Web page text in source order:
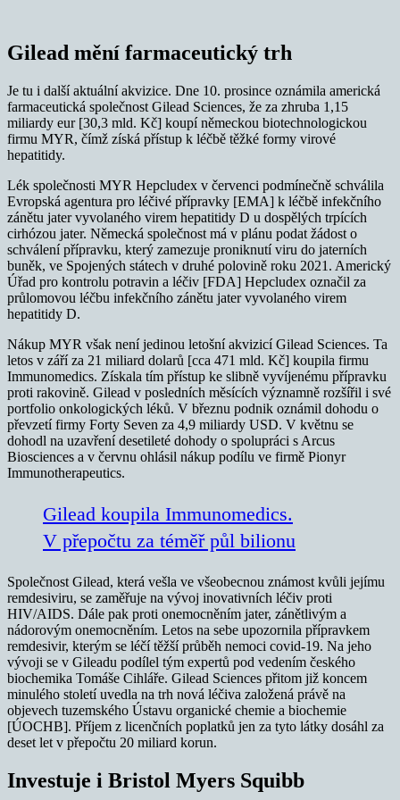
Gilead mění farmaceutický trh
Je tu i další aktuální akvizice. Dne 10. prosince oznámila americká
farmaceutická společnost Gilead Sciences, že za zhruba 1,15
miliardy eur [30,3 mld. Kč] koupí německou biotechnologickou
firmu MYR, čímž získá přístup k léčbě těžké formy virové
hepatitidy.
Lék společnosti MYR Hepcludex v červenci podmínečně schválila
Evropská agentura pro léčivé přípravky [EMA] k léčbě infekčního
zánětu jater vyvolaného virem hepatitidy D u dospělých trpících
cirhózou jater. Německá společnost má v plánu podat žádost o
schválení přípravku, který zamezuje proniknutí viru do jaterních
buněk, ve Spojených státech v druhé polovině roku 2021. Americký
Úřad pro kontrolu potravin a léčiv [FDA] Hepcludex označil za
průlomovou léčbu infekčního zánětu jater vyvolaného virem
hepatitidy D.
Nákup MYR však není jedinou letošní akvizicí Gilead Sciences. Ta
letos v září za 21 miliard dolarů [cca 471 mld. Kč] koupila firmu
Immunomedics. Získala tím přístup ke slibně vyvíjenému přípravku
proti rakovině. Gilead v posledních měsících významně rozšířil i své
portfolio onkologických léků. V březnu podnik oznámil dohodu o
převzetí firmy Forty Seven za 4,9 miliardy USD. V květnu se
dohodl na uzavření desetileté dohody o spolupráci s Arcus
Biosciences a v červnu ohlásil nákup podílu ve firmě Pionyr
Immunotherapeutics.
Gilead koupila Immunomedics.
V přepočtu za téměř půl bilionu
Společnost Gilead, která vešla ve všeobecnou známost kvůli jejímu
remdesiviru, se zaměřuje na vývoj inovativních léčiv proti
HIV/AIDS. Dále pak proti onemocněním jater, zánětlivým a
nádorovým onemocněním. Letos na sebe upozornila přípravkem
remdesivir, kterým se léčí těžší průběh nemoci covid-19. Na jeho
vývoji se v Gileadu podílel tým expertů pod vedením českého
biochemika Tomáše Cihláře. Gilead Sciences přitom již koncem
minulého století uvedla na trh nová léčiva založená právě na
objevech tuzemského Ústavu organické chemie a biochemie
[ÚOCHB]. Příjem z licenčních poplatků jen za tyto látky dosáhl za
deset let v přepočtu 20 miliard korun.
Investuje i Bristol Myers Squibb